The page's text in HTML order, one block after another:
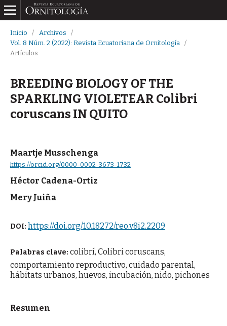
Inicio / Archivos
/
Vol. 8 Núm. 2 (2022): Revista Ecuatoriana de Ornitología
/
Artículos
BREEDING BIOLOGY OF THE
SPARKLING VIOLETEAR Colibri
coruscans IN QUITO
Maartje Musschenga
https://orcid.org/0000-0002-3673-1732
Héctor Cadena-Ortiz
Mery Juiña
DOI: https://doi.org/10.18272/reo.v8i2.2209
Palabras clave: colibrí, Colibri coruscans,
comportamiento reproductivo, cuidado parental,
hábitats urbanos, huevos, incubación, nido, pichones
Resumen